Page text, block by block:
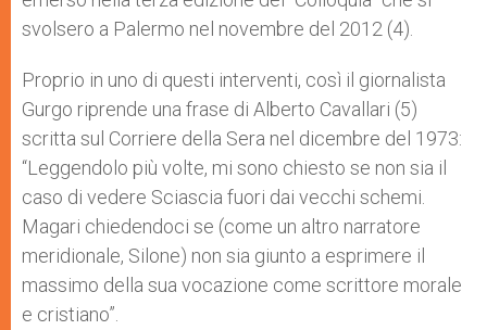
svolsero a Palermo nel novembre del 2012 (4).
Proprio in uno di questi interventi, così il giornalista
Gurgo riprende una frase di Alberto Cavallari (5)
scritta sul Corriere della Sera nel dicembre del 1973:
“Leggendolo più volte, mi sono chiesto se non sia il
caso di vedere Sciascia fuori dai vecchi schemi.
Magari chiedendoci se (come un altro narratore
meridionale, Silone) non sia giunto a esprimere il
massimo della sua vocazione come scrittore morale
e cristiano”.